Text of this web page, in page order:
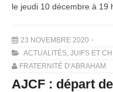
le jeudi 10 décembre à 19
23 NOVEMBRE 2020
ACTUALITÉS, JUIFS ET
FRATERNITÉ D'ABRAHAM
AJCF : départ